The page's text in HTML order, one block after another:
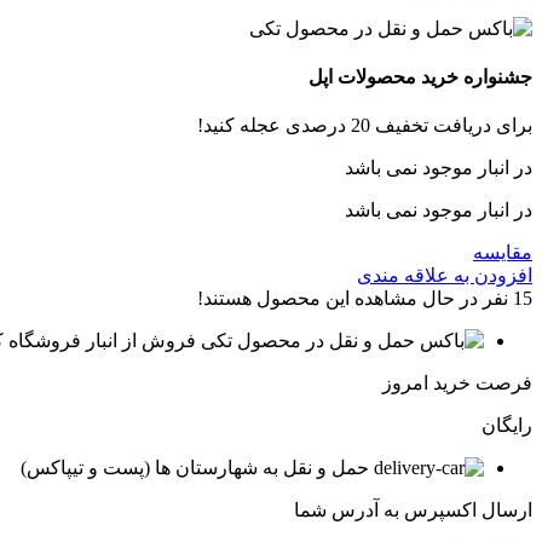
جشنواره خرید محصولات اپل
برای دریافت تخفیف 20 درصدی عجله کنید!
در انبار موجود نمی باشد
در انبار موجود نمی باشد
مقایسه
افزودن به علاقه مندی
15 نفر در حال مشاهده این محصول هستند!
فروش از انبار فروشگاه
فرصت خرید امروز
رایگان
حمل و نقل به شهارستان ها (پست و تیپاکس)
ارسال اکسپرس به آدرس شما